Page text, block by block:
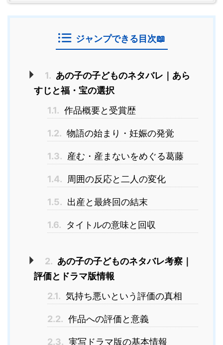
ジャンプできる目次📖
1. あの子の子どものネタバレ｜あら
すじと福・宝の選択
1.1. 作品概要と受賞歴
1.2. 物語の始まり・妊娠の発覚
1.3. 産む・産まないをめぐる葛藤
1.4. 周囲の反応と二人の変化
1.5. 出産と最終回の結末
1.6. タイトルの意味と回収
2. あの子の子どものネタバレ考察｜
評価とドラマ版情報
2.1. 気持ち悪いという評価の真相
2.2. 作品への評価と意義
2.3. 実写ドラマ版の基本情報